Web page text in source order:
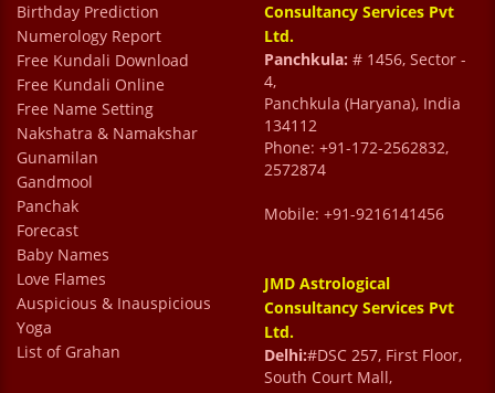
Birthday Prediction
Numerology Report
Free Kundali Download
Free Kundali Online
Free Name Setting
Nakshatra & Namakshar
Gunamilan
Gandmool
Panchak
Forecast
Baby Names
Love Flames
Auspicious & Inauspicious
Yoga
List of Grahan
Consultancy Services Pvt
Ltd.
Panchkula: # 1456, Sector -
4,
Panchkula (Haryana), India
134112
Phone: +91-172-2562832,
2572874
Mobile: +91-9216141456
JMD Astrological
Consultancy Services Pvt
Ltd.
Delhi:#DSC 257, First Floor,
South Court Mall,